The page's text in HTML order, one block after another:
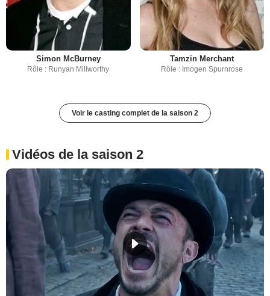
Simon McBurney
Rôle : Runyan Millworthy
Tamzin Merchant
Rôle : Imogen Spurnrose
Voir le casting complet de la saison 2
Vidéos de la saison 2